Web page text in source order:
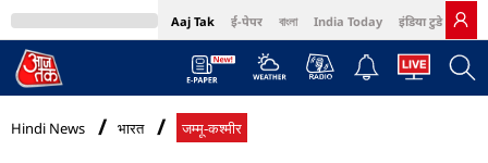
Aaj Tak ई-पेपर বাংলা India Today इंडिया टुडे हिंदी
MumbaiTak Cosmopolitan Harper's Bazaar Northeast
Hindi News भारत जम्मू-कश्मीर